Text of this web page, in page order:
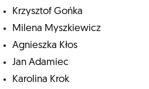
Krzysztof Gońka
Milena Myszkiewicz
Agnieszka Kłos
Jan Adamiec
Karolina Krok